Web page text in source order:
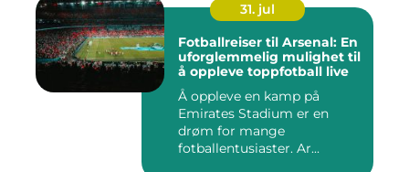
31. jul
Fotballreiser til Arsenal: En
uforglemmelig mulighet til
å oppleve toppfotball live
Å oppleve en kamp på
Emirates Stadium er en
drøm for mange
fotballentusiaster. Ar...